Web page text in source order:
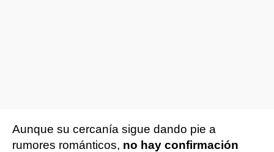
Aunque su cercanía sigue dando pie a
rumores románticos, no hay confirmación